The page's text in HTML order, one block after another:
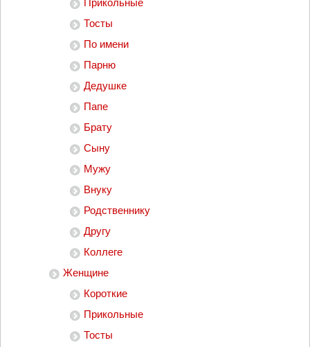
Прикольные
Тосты
По имени
Парню
Дедушке
Папе
Брату
Сыну
Мужу
Внуку
Родственнику
Другу
Коллеге
Женщине
Короткие
Прикольные
Тосты